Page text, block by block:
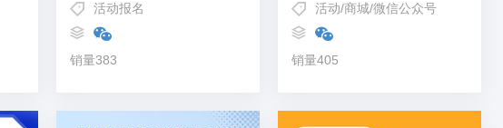
微信公众号文章 活动报名
销量383
活动/商城/微信公众号
销量405